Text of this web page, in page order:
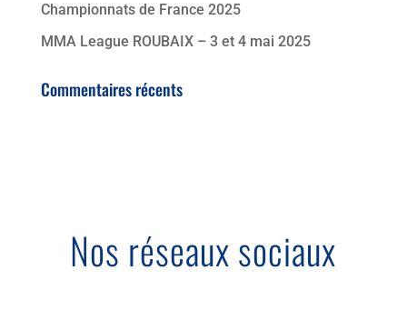
Championnats de France 2025
MMA League ROUBAIX – 3 et 4 mai 2025
Commentaires récents
Nos réseaux sociaux